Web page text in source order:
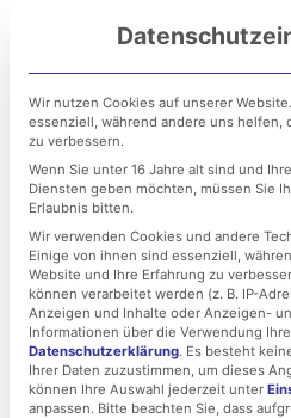
springen
Virtuelles
Netzwerk:
Tunnel!
Wir nutzen Cookies auf unserer
essenziell, während andere uns helfen,
zu verbessern.
Wenn Sie unter 16 Jahre alt sind und
Diensten geben möchten, müssen Sie
Erlaubnis bitten.
Wir verwenden Cookies und andere
Einige von ihnen sind essenziell,
Website und Ihre Erfahrung zu
können verarbeitet werden (z. B. IP-
Anzeigen und Inhalte oder Anzeigen-
Informationen über die Verwendung
Datenschutzerklärung. Es besteht
Ihrer Daten zuzustimmen, um dieses
können Ihre Auswahl jederzeit unter
anpassen. Bitte beachten Sie, dass